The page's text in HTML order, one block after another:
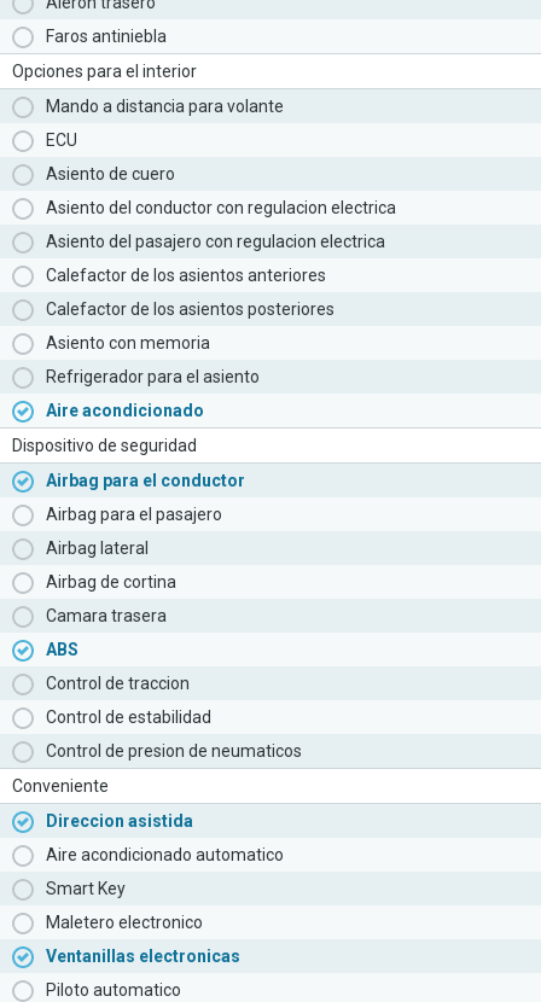
Faros antiniebla
Opciones para el interior
Mando a distancia para volante
ECU
Asiento de cuero
Asiento del conductor con regulacion electrica
Asiento del pasajero con regulacion electrica
Calefactor de los asientos anteriores
Calefactor de los asientos posteriores
Asiento con memoria
Refrigerador para el asiento
Aire acondicionado
Dispositivo de seguridad
Airbag para el conductor
Airbag para el pasajero
Airbag lateral
Airbag de cortina
Camara trasera
ABS
Control de traccion
Control de estabilidad
Control de presion de neumaticos
Conveniente
Direccion asistida
Aire acondicionado automatico
Smart Key
Maletero electronico
Ventanillas electronicas
Piloto automatico